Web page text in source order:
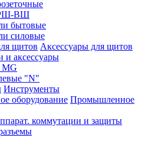
РШ-ВШ
бытовые
силовые
Аксессуары для щитов
и аксессуары
MG
"N"
Инструменты
Промышленное
коммутации и защиты